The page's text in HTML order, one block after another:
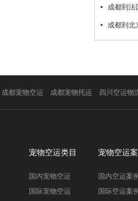
成都到法
成都到北
成都宠物空运 成都宠物托运 四川空运物
宠物空运类目
国内宠物空运
国际宠物空运
宠物空运
国内空运案
国际空运案